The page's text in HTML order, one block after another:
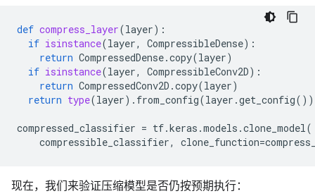
def compress_layer(layer):
if isinstance(layer, CompressibleDense):
return CompressedDense.copy(layer)
if isinstance(layer, CompressibleConv2D):
return CompressedConv2D .copy(layer)
return type(layer) . from_config(layer .get_config())
compressed_classifier = tf.keras .models .clone_model(
compressible_classifier, clone_function=
现在，我们来验证压缩模型是否仍按预期执行：